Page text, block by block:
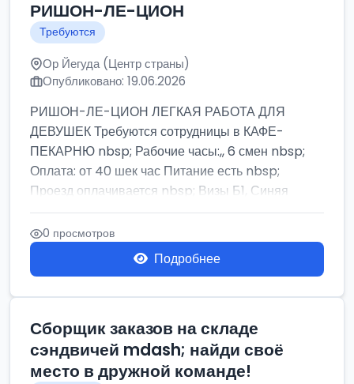
РИШОН-ЛЕ-ЦИОН
Требуются
Ор Йегуда (Центр страны)
Опубликовано: 19.06.2026
РИШОН-ЛЕ-ЦИОН ЛЕГКАЯ РАБОТА ДЛЯ
ДЕВУШЕК Требуются сотрудницы в КАФЕ-
ПЕКАРНЮ nbsp; Рабочие часы:,, 6 смен nbsp;
Оплата: от 40 шек час Питание есть nbsp;
Проезд оплачивается nbsp; Визы Б1, Синяя
бумага,...
0 просмотров
Подробнее
Сборщик заказов на складе
сэндвичей mdash; найди своё
место в дружной команде!